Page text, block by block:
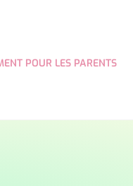
POUR LES PARENTS